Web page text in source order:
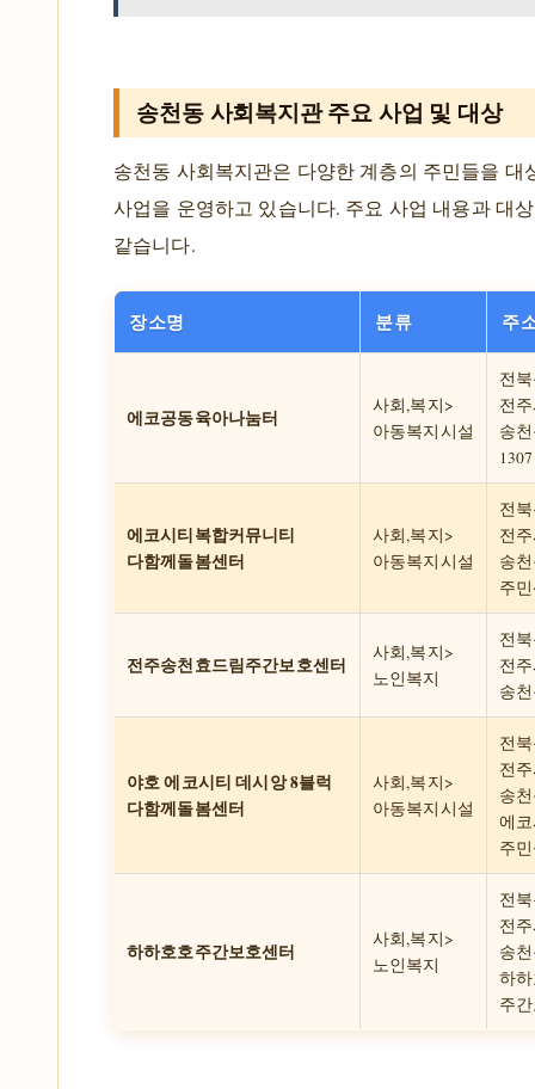
송천동 사회복지관 주요 사업 및 대상
송천동 사회복지관은 다양한 계층의 주민들을 대
사업을 운영하고 있습니다. 주요 사업 내용과 대
같습니다.
장소명 분류 주
에코공동육아나눔터
사회,복지>
아동복지시설
전
전
송
에코시티복합커뮤니티
다함께돌봄센터
사회,복지>
아동복지시설
전
전
송
주
전주송천효드림주간보호센터
사회,복지>
노인복지
전
전
송
야호 에코시티 데시앙 8블럭
다함께돌봄센터
사회,복지>
아동복지시설
전
전
송
에
주
하하호호주간보호센터
사회,복지>
노인복지
전
전
송
하
주